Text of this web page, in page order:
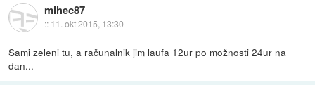
mihec87
:: 11. okt 2015, 13:30
Sami zeleni tu, a računalnik jim laufa 12ur po možnosti 24ur na
dan...